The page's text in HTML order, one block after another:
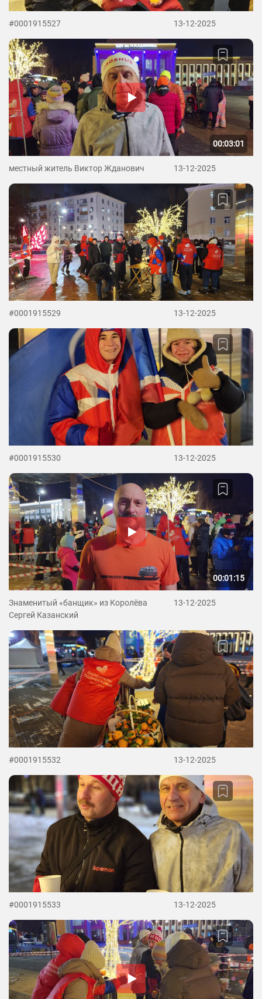
#0001915527 13-12-2025
00:03:01
местный житель Виктор Жданович 13-12-2025
#0001915529 13-12-2025
#0001915530 13-12-2025
00:01:15
Знаменитый «банщик» из Королёва
Сергей Казанский
13-12-2025
#0001915532 13-12-2025
#0001915533 13-12-2025